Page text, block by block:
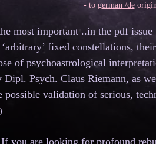
- to german /de
most important ..in the pdf issue
fixed constellations,
of psychoastrological
Dipl. Psych. Claus Riemann, as
possible validation of serious,
you are looking for profound